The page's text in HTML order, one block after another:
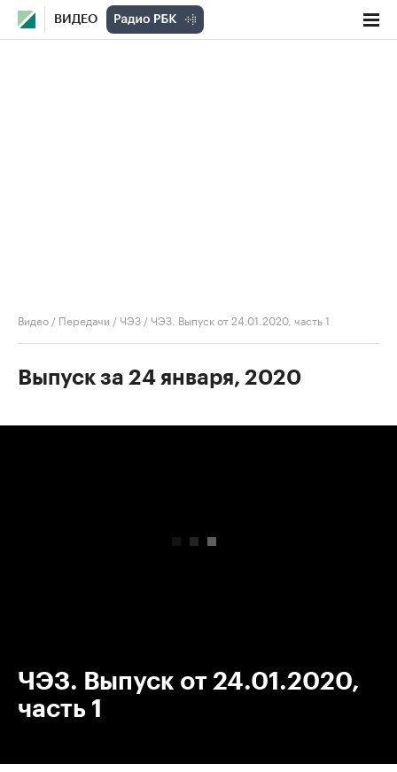
ВИДЕО
Видео / Передачи /ЧЭЗ /ЧЭЗ. Выпуск от 24.01.2020, часть 1
Выпуск за 24 января, 2020
ЧЭЗ. Выпуск от 24.01.2020,
часть 1